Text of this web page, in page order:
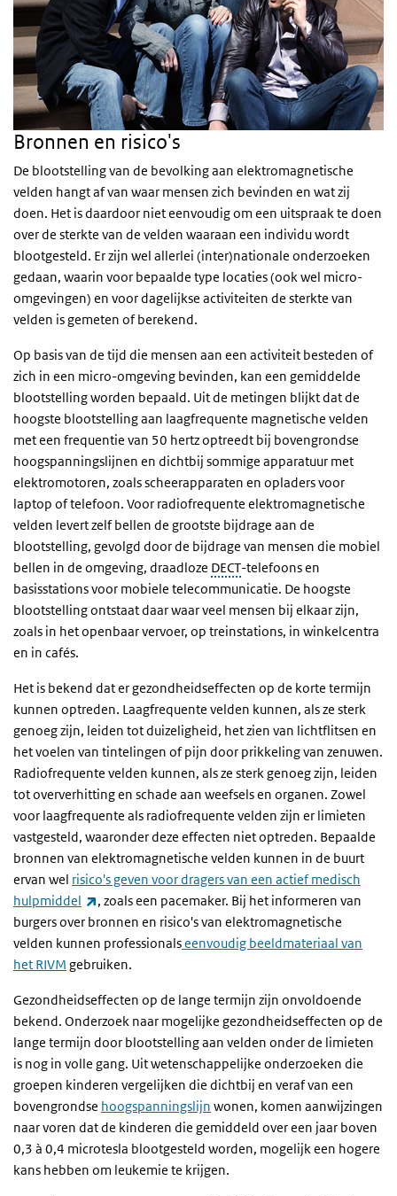
Bronnen en risico's
De blootstelling van de bevolking aan elektromagnetische
velden hangt af van waar mensen zich bevinden en wat zij
doen. Het is daardoor niet eenvoudig om een uitspraak te doen
over de sterkte van de velden waaraan een individu wordt
blootgesteld. Er zijn wel allerlei (inter)nationale onderzoeken
gedaan, waarin voor bepaalde type locaties (ook wel micro-
omgevingen) en voor dagelijkse activiteiten de sterkte van
velden is gemeten of berekend.
Op basis van de tijd die mensen aan een activiteit besteden of
zich in een micro-omgeving bevinden, kan een gemiddelde
blootstelling worden bepaald. Uit de metingen blijkt dat de
hoogste blootstelling aan laagfrequente magnetische velden
met een frequentie van 50 hertz optreedt bij bovengrondse
hoogspanningslijnen en dichtbij sommige apparatuur met
elektromotoren, zoals scheerapparaten en opladers voor
laptop of telefoon. Voor radiofrequente elektromagnetische
velden levert zelf bellen de grootste bijdrage aan de
blootstelling, gevolgd door de bijdrage van mensen die mobiel
bellen in de omgeving, draadloze DECT-telefoons en
basisstations voor mobiele telecommunicatie. De hoogste
blootstelling ontstaat daar waar veel mensen bij elkaar zijn,
zoals in het openbaar vervoer, op treinstations, in winkelcentra
en in cafés.
Het is bekend dat er gezondheidseffecten op de korte termijn
kunnen optreden. Laagfrequente velden kunnen, als ze sterk
genoeg zijn, leiden tot duizeligheid, het zien van lichtflitsen en
het voelen van tintelingen of pijn door prikkeling van zenuwen.
Radiofrequente velden kunnen, als ze sterk genoeg zijn, leiden
tot oververhitting en schade aan weefsels en organen. Zowel
voor laagfrequente als radiofrequente velden zijn er limieten
vastgesteld, waaronder deze effecten niet optreden. Bepaalde
bronnen van elektromagnetische velden kunnen in de buurt
ervan wel risico's geven voor dragers van een actief medisch
hulpmiddel
(externe link)
, zoals een pacemaker. Bij het informeren van
burgers over bronnen en risico's van elektromagnetische
velden kunnen professionalseenvoudig beeldmateriaal van
het RIVM gebruiken.
Gezondheidseffecten op de lange termijn zijn onvoldoende
bekend. Onderzoek naar mogelijke gezondheidseffecten op de
lange termijn door blootstelling aan velden onder de limieten
is nog in volle gang. Uit wetenschappelijke onderzoeken die
groepen kinderen vergelijken die dichtbij en veraf van een
bovengrondse hoogspanningslijn wonen, komen aanwijzingen
naar voren dat de kinderen die gemiddeld over een jaar boven
0,3 à 0,4 microtesla blootgesteld worden, mogelijk een hogere
kans hebben om leukemie te krijgen.